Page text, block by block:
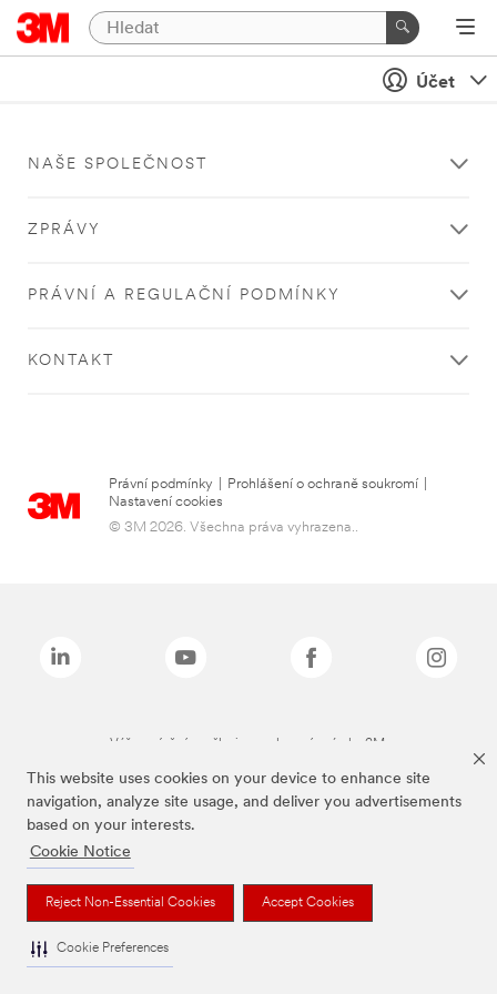
This website uses cookies on your device to enhance site
navigation, analyze site usage, and deliver you advertisements
based on your interests.
Cookie Notice
Reject Non-Essential Cookies Accept Cookies
Cookie Preferences
Účet
NAŠE SPOLEČNOST
ZPRÁVY
PRÁVNÍ A REGULAČNÍ PODMÍNKY
KONTAKT
Právní podmínky Prohlášení o ochraně soukromí
Nastavení cookies
© 3M 2026. Všechna práva vyhrazena..
Výše zmíněné značky jsou ochranné známky 3M.